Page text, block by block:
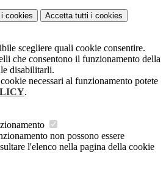
i cookies Accetta tutti i cookies
scegliere quali cookie consentire.
che consentono il funzionamento della
disabilitarli.
necessari al funzionamento potete
.
non possono essere
l'elenco nella pagina della cookie